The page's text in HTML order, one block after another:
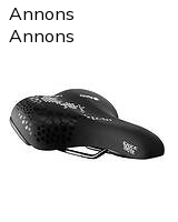
Annons
Annons